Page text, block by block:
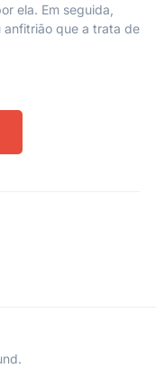
ela. Em seguida,
anfitrião que a trata de